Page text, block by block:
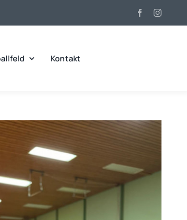
Kontakt